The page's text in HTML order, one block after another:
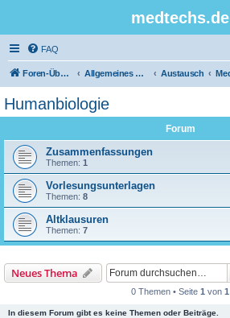
medtechs.de
FAQ
Foren-Übersicht Allgemeines Board Austausch
Humanbiologie
Forum
Zusammenfassungen
Themen: 1
Vorlesungsunterlagen
Themen: 8
Altklausuren
Themen: 7
Neues Thema
0 Themen • Seite 1 von 1
In diesem Forum gibt es keine Themen oder Beiträge.